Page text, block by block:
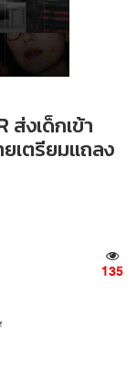
ส่งเด็กเข้า
เตรียมแถลง
135